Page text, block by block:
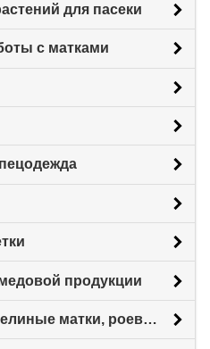
для пасеки
с матками
продукции
Пчелиные отводки, пчелиные матки, роевни